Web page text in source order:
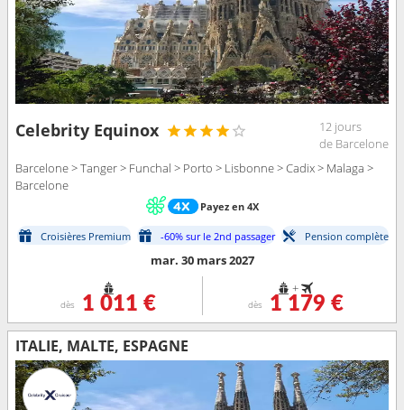
Celebrity Equinox
12 jours
de Barcelone
Barcelone > Tanger > Funchal > Porto > Lisbonne > Cadix > Malaga >
Barcelone
Payez en 4X
Croisières Premium -60% sur le 2nd passager Pension complète
mar. 30 mars 2027
dès 1 011 €
+
dès 1 179 €
ITALIE, MALTE, ESPAGNE